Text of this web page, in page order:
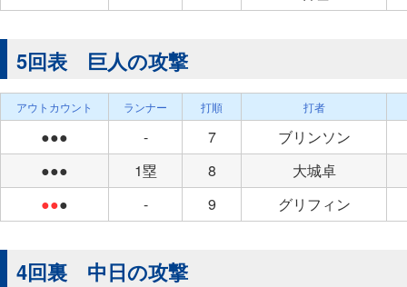
5回表 巨人の攻撃
アウトカウント ランナー 打順 打者
●●● - 7
ブリンソン
●●●
1塁 8
大城卓
●●● - 9 グリフィン
4回裏 中日の攻撃